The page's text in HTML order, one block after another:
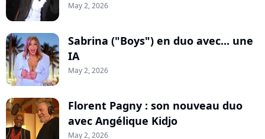
May 2, 2026
Sabrina ("Boys") en duo avec... une
IA
May 2, 2026
Florent Pagny : son nouveau duo
avec Angélique Kidjo
May 2, 2026